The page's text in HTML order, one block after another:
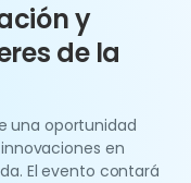
y
de la
una oportunidad
en
El evento contará